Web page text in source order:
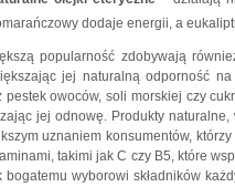
dodaje energii, a
popularność zdobywają
jej naturalną odporność
pestek owoców, soli morskiej czy
jej odnowę. Produkty
uznaniem konsumentów,
takimi jak C czy B5, które
bogatemu wyborowi składników